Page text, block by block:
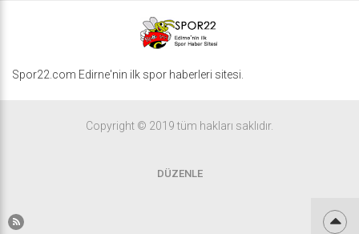
Spor22.com Edirne'nin ilk spor haberleri sitesi.
Copyright © 2019 tüm hakları saklıdır.
DÜZENLE